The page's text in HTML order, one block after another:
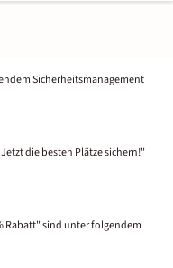
Sicherheitsmanagement
die besten Plätze sichern!"
Rabatt" sind unter folgendem